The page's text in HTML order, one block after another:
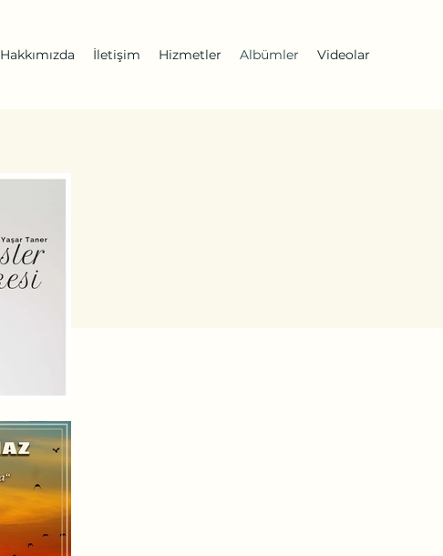
Hakkımızda İletişim Hizmetler Albümler Videolar